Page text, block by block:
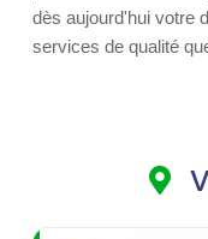
dès aujourd'hui votre
services de qualité